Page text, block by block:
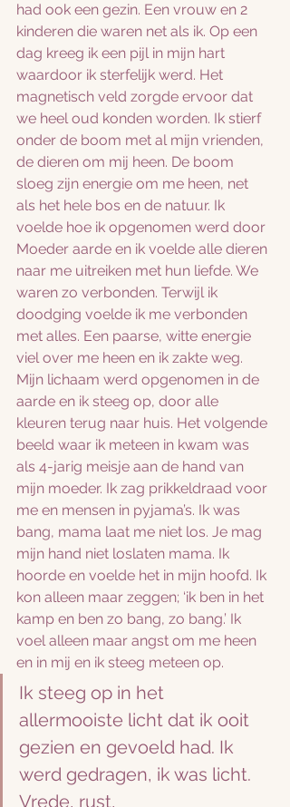
had ook een gezin. Een vrouw en 2
kinderen die waren net als ik. Op een
dag kreeg ik een pijl in mijn hart
waardoor ik sterfelijk werd. Het
magnetisch veld zorgde ervoor dat
we heel oud konden worden. Ik stierf
onder de boom met al mijn vrienden,
de dieren om mij heen. De boom
sloeg zijn energie om me heen, net
als het hele bos en de natuur. Ik
voelde hoe ik opgenomen werd door
Moeder aarde en ik voelde alle dieren
naar me uitreiken met hun liefde. We
waren zo verbonden. Terwijl ik
doodging voelde ik me verbonden
met alles. Een paarse, witte energie
viel over me heen en ik zakte weg.
Mijn lichaam werd opgenomen in de
aarde en ik steeg op, door alle
kleuren terug naar huis. Het volgende
beeld waar ik meteen in kwam was
als 4-jarig meisje aan de hand van
mijn moeder. Ik zag prikkeldraad voor
me en mensen in pyjama’s. Ik was
bang, mama laat me niet los. Je mag
mijn hand niet loslaten mama. Ik
hoorde en voelde het in mijn hoofd. Ik
kon alleen maar zeggen; ‘ik ben in het
kamp en ben zo bang, zo bang.’ Ik
voel alleen maar angst om me heen
en in mij en ik steeg meteen op.
Ik steeg op in het
allermooiste licht dat ik ooit
gezien en gevoeld had. Ik
werd gedragen, ik was licht.
Vrede, rust,